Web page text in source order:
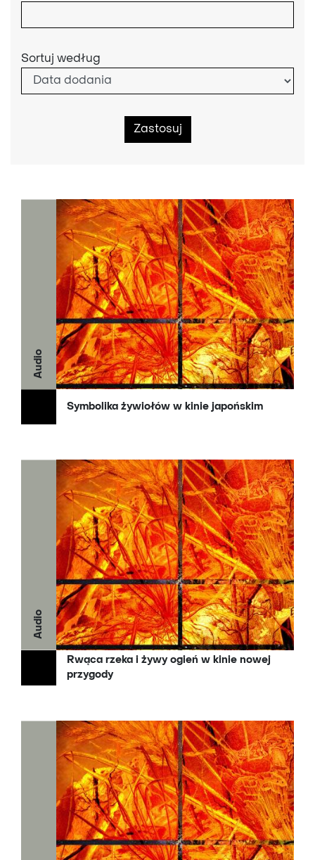
Sortuj według
Audio
Symbolika żywiołów w kinie japońskim
Audio
Rwąca rzeka i żywy ogień w kinie nowej
przygody